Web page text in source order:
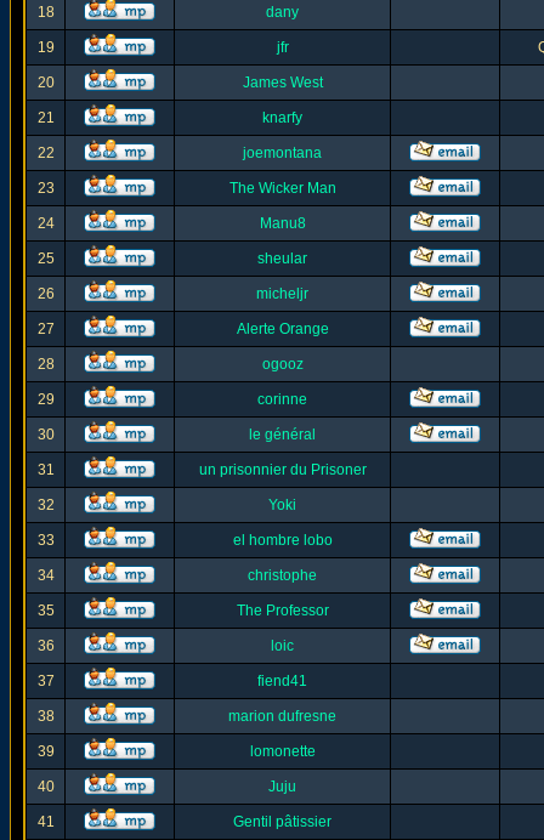
18 dany
19 jfr
20 James West
21 knarfy
22 joemontana
23 The Wicker Man
24 Manu8
25 sheular
26 micheljr
27 Alerte Orange
28 ogooz
29 corinne
30 le général
31 un prisonnier du Prisoner
32 Yoki
33 el hombre lobo
34 christophe
35 The Professor
36 loic
37 fiend41
38 marion dufresne
39 lomonette
40 Juju
41 Gentil pâtissier